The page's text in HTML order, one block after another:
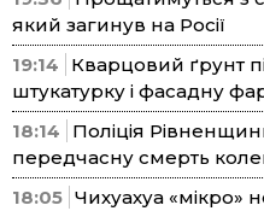
який загинув на Росії
19:14
Кварцовий ґрунт
штукатурку і фасадну
18:14
Поліція
передчасну смерть
18:05 Чихуахуа «мікро»